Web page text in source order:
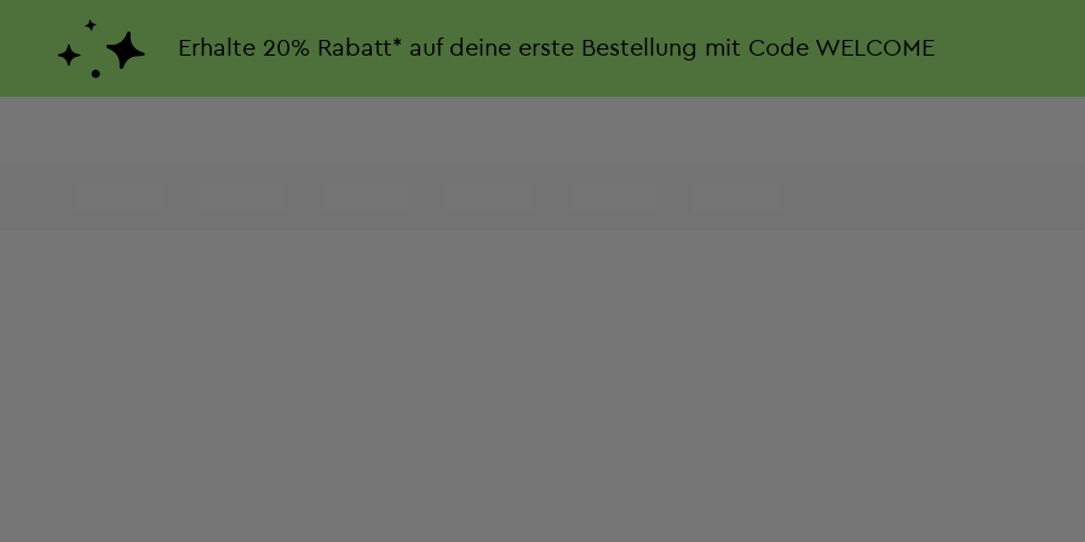
Erhalte 20% Rabatt* auf deine erste Bestellung mit Code WELCOME